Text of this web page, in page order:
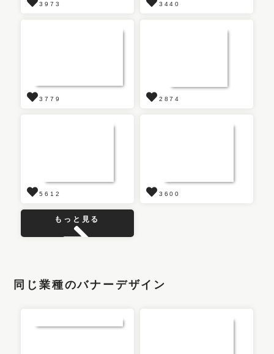
3973 3440
3779 2874
5612 3600
もっと見る
同じ業種のバナーデザイン